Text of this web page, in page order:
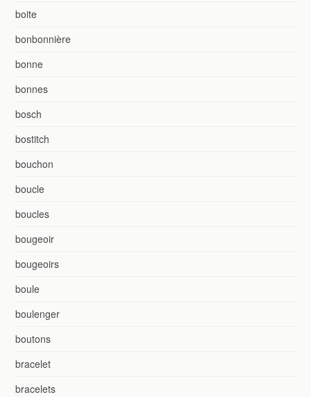
boite
bonbonnière
bonne
bonnes
bosch
bostitch
bouchon
boucle
boucles
bougeoir
bougeoirs
boule
boulenger
boutons
bracelet
bracelets